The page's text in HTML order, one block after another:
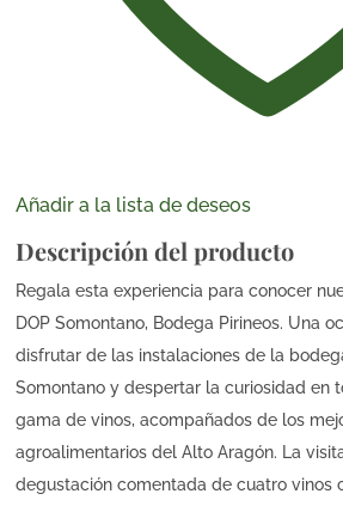
Añadir a la lista de deseos
Descripción del producto
Regala esta experiencia para conocer
DOP Somontano, Bodega Pirineos. Una
disfrutar de las instalaciones de la
Somontano y despertar la curiosidad en
gama de vinos, acompañados de los
agroalimentarios del Alto Aragón. La
degustación comentada de cuatro vinos